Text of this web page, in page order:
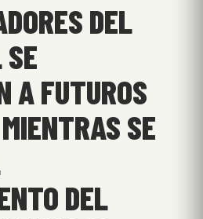
DEL
A FUTUROS
SE
DEL